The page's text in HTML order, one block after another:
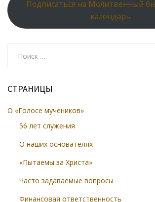
Подписаться на Молитвенный
календарь
СТРАНИЦЫ
О «Голосе мучеников»
56 лет служения
О наших основателях
«Пытаемы за Христа»
Часто задаваемые вопросы
Финансовая ответственность